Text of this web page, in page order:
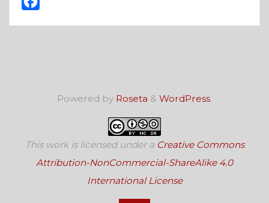
Powered by Roseta & WordPress.
This work is licensed under a Creative Commons
Attribution-NonCommercial-ShareAlike 4.0
International License